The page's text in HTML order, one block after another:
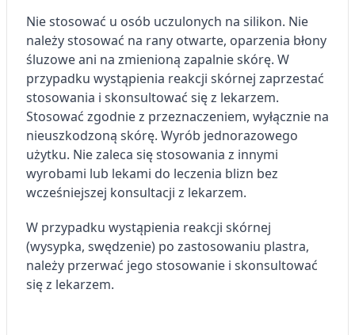
Nie stosować u osób uczulonych na silikon. Nie
należy stosować na rany otwarte, oparzenia błony
śluzowe ani na zmienioną zapalnie skórę. W
przypadku wystąpienia reakcji skórnej zaprzestać
stosowania i skonsultować się z lekarzem.
Stosować zgodnie z przeznaczeniem, wyłącznie na
nieuszkodzoną skórę. Wyrób jednorazowego
użytku. Nie zaleca się stosowania z innymi
wyrobami lub lekami do leczenia blizn bez
wcześniejszej konsultacji z lekarzem.
W przypadku wystąpienia reakcji skórnej
(wysypka, swędzenie) po zastosowaniu plastra,
należy przerwać jego stosowanie i skonsultować
się z lekarzem.
Użycie dokładnych danych
geolokalizacyjnych
Identyfikowanie urządzeń na podstawie
aktywnie żądanych informacji
Cele przetwarzania inne niż IAB:
Niezbędne
Wydajność (Performance)
Reklama / śledzenie